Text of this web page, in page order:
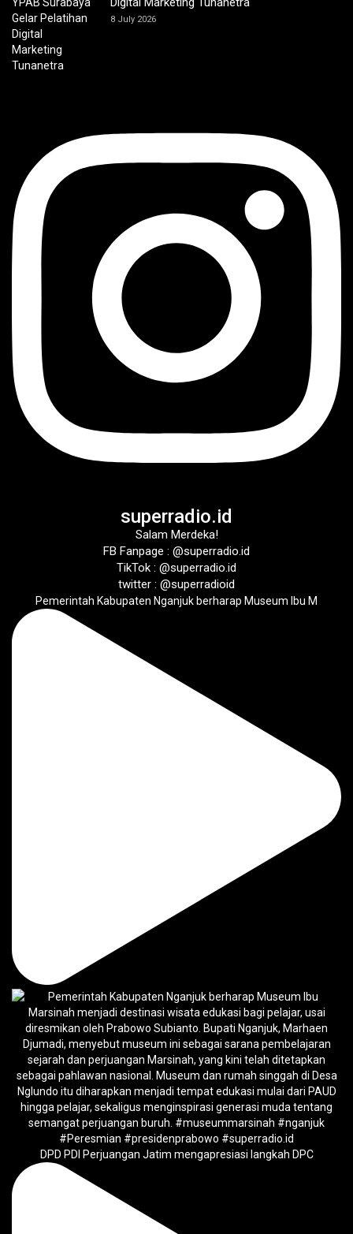
8 July 2026
superradio.id
Salam Merdeka!
FB Fanpage : @superradio.id
TikTok : @superradio.id
twitter : @superradioid
Pemerintah Kabupaten Nganjuk berharap Museum Ibu M
DPD PDI Perjuangan Jatim mengapresiasi langkah DPC